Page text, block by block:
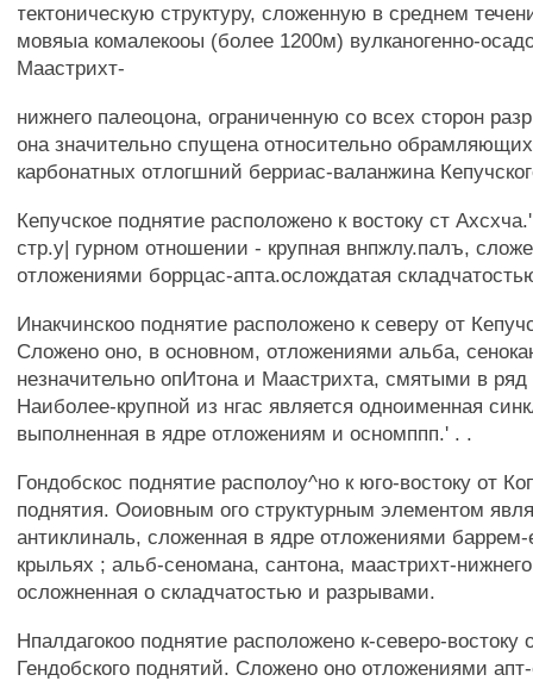
тектоническую структуру, сложенную в среднем
мовяыа комалекооы (более 1200м) вулканогенно-
Маастрихт-
нижнего палеоцона, ограниченную со всех сторон
она значительно спущена относительно
карбонатных отлогшний берриас-валанжина
Кепучское поднятие расположено к востоку ст
стр.у| гурном отношении - крупная внпжлу.палъ,
отложениями боррцас-апта.ослождатая
Инакчинскоо поднятие расположено к северу от
Сложено оно, в основном, отложениями альба,
незначительно опИтона и Маастрихта, смятыми в ряд
Наиболее-крупной из нгас является одноименная
выполненная в ядре отложениям и осномппп.' . .
Гондобскос поднятие располоу^но к юго-востоку от
поднятия. Ооиовным ого структурным элементом
антиклиналь, сложенная в ядре отложениями баррем-
крыльях ; альб-сеномана, сантона, маастрихт-
осложненная о складчатостью и разрывами.
Нпалдагокоо поднятие расположено к-северо-востоку
Гендобского поднятий. Сложено оно отложениями